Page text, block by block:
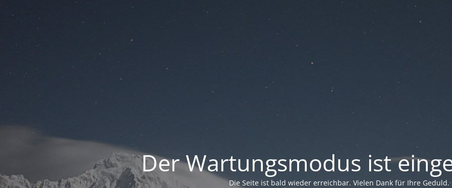
Der Wartungsmodus ist
Die Seite ist bald wieder erreichbar. Vielen Dank für Ihre Geduld.